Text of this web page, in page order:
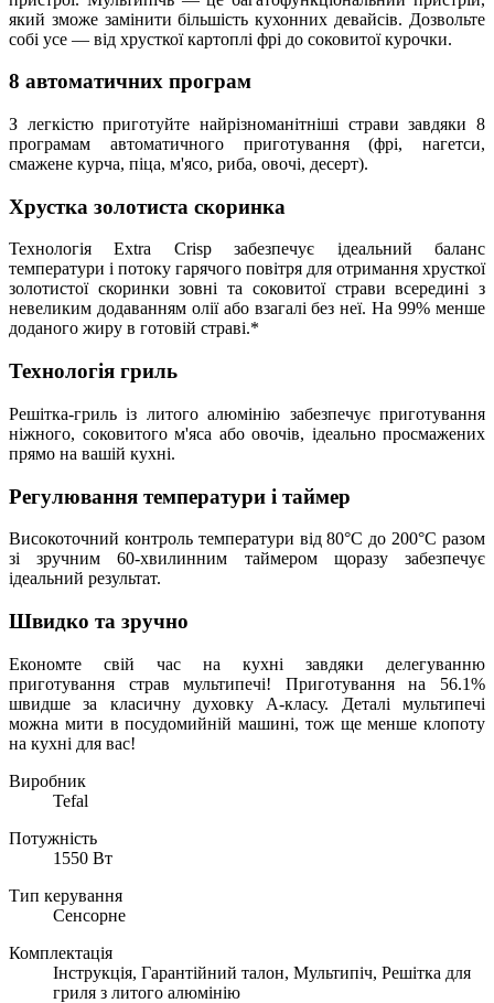
який зможе замінити більшість кухонних девайсів. Дозвольте
собі усе — від хрусткої картоплі фрі до соковитої курочки.
8 автоматичних програм
З легкістю приготуйте найрізноманітніші страви завдяки 8
програмам автоматичного приготування (фрі, нагетси,
смажене курча, піца, м'ясо, риба, овочі, десерт).
Хрустка золотиста скоринка
Технологія Extra Crisp забезпечує ідеальний баланс
температури і потоку гарячого повітря для отримання хрусткої
золотистої скоринки зовні та соковитої страви всередині з
невеликим додаванням олії або взагалі без неї. На 99% менше
доданого жиру в готовій страві.*
Технологія гриль
Решітка-гриль із литого алюмінію забезпечує приготування
ніжного, соковитого м'яса або овочів, ідеально просмажених
прямо на вашій кухні.
Регулювання температури і таймер
Високоточний контроль температури від 80°C до 200°C разом
зі зручним 60-хвилинним таймером щоразу забезпечує
ідеальний результат.
Швидко та зручно
Економте свій час на кухні завдяки делегуванню
приготування страв мультипечі! Приготування на 56.1%
швидше за класичну духовку А-класу. Деталі мультипечі
можна мити в посудомийній машині, тож ще менше клопоту
на кухні для вас!
Виробник
Tefal
Потужність
1550 Вт
Тип керування
Сенсорне
Комплектація
Інструкція, Гарантійний талон, Мультипіч, Решітка для
гриля з литого алюмінію